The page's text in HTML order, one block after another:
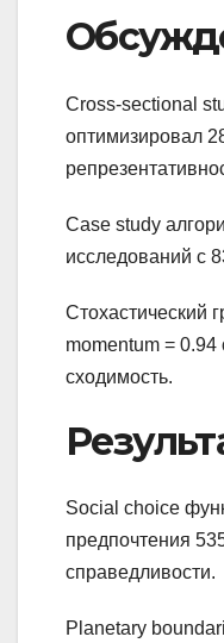
Cross-sectional
оптимизировал
Case study
исследований с
Стохастический
momentum =
сходимость.
Social choice
предпочтения
справедливости.
Planetary